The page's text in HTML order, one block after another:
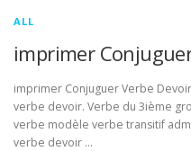
ALL
imprimer
imprimer Conjuguer Verbe
verbe devoir. Verbe du 3ième
verbe modèle verbe transitif
verbe devoir …